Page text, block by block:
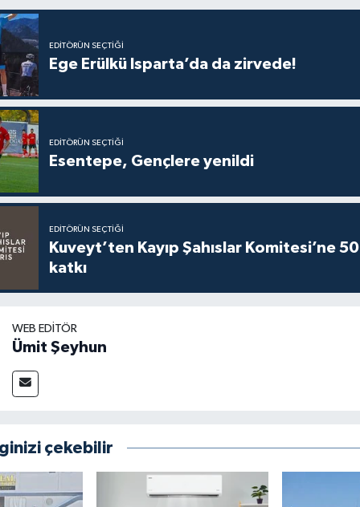
EDITÖRÜN SEÇTIĞI
Ege Erülkü Isparta’da da zirvede!
EDITÖRÜN SEÇTIĞI
Esentepe, Gençlere yenildi
EDITÖRÜN SEÇTIĞI
Kuveyt’ten Kayıp Şahıslar Komitesi’ne
katkı
WEB EDITÖR
Ümit Şeyhun
çekebilir